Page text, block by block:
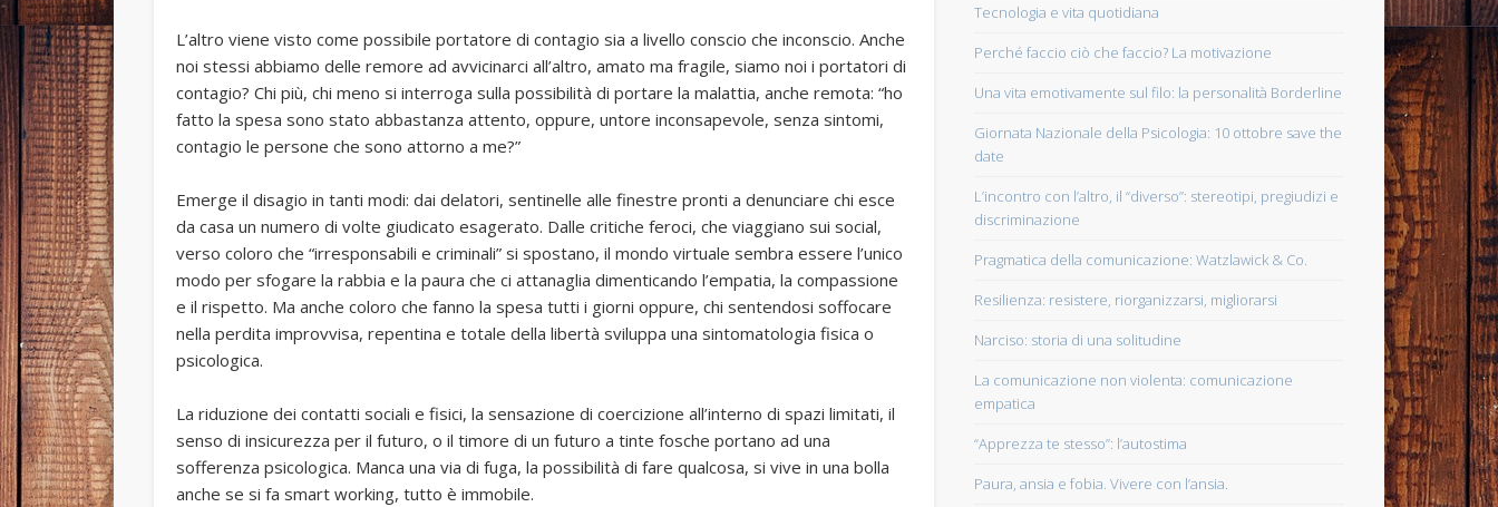
L’altro viene visto come possibile portatore di contagio sia a livello conscio che inconscio. Anche
noi stessi abbiamo delle remore ad avvicinarci all’altro, amato ma fragile, siamo noi i portatori di
contagio? Chi più, chi meno si interroga sulla possibilità di portare la malattia, anche remota: “ho
fatto la spesa sono stato abbastanza attento, oppure, untore inconsapevole, senza sintomi,
contagio le persone che sono attorno a me?”
Emerge il disagio in tanti modi: dai delatori, sentinelle alle finestre pronti a denunciare chi esce
da casa un numero di volte giudicato esagerato. Dalle critiche feroci, che viaggiano sui social,
verso coloro che “irresponsabili e criminali” si spostano, il mondo virtuale sembra essere l’unico
modo per sfogare la rabbia e la paura che ci attanaglia dimenticando l’empatia, la compassione
e il rispetto. Ma anche coloro che fanno la spesa tutti i giorni oppure, chi sentendosi soffocare
nella perdita improvvisa, repentina e totale della libertà sviluppa una sintomatologia fisica o
psicologica.
La riduzione dei contatti sociali e fisici, la sensazione di coercizione all’interno di spazi limitati, il
senso di insicurezza per il futuro, o il timore di un futuro a tinte fosche portano ad una
sofferenza psicologica. Manca una via di fuga, la possibilità di fare qualcosa, si vive in una bolla
anche se si fa smart working, tutto è immobile.
Tecnologia e vita quotidiana
Perché faccio ciò che faccio? La motivazione
Una vita emotivamente sul filo: la personalità Borderline
Giornata Nazionale della Psicologia: 10 ottobre save the
date
L’incontro con l’altro, il “diverso”: stereotipi, pregiudizi e
discriminazione
Pragmatica della comunicazione: Watzlawick & Co.
Resilienza: resistere, riorganizzarsi, migliorarsi
Narciso: storia di una solitudine
La comunicazione non violenta: comunicazione
empatica
“Apprezza te stesso”: l’autostima
Paura, ansia e fobia. Vivere con l’ansia.